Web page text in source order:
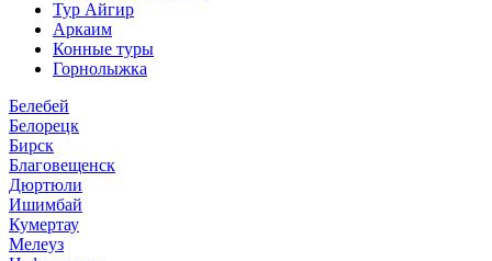
Тур Айгир
Аркаим
Конные туры
Горнолыжка
Белебей
Белорецк
Бирск
Благовещенск
Дюртюли
Ишимбай
Кумертау
Мелеуз